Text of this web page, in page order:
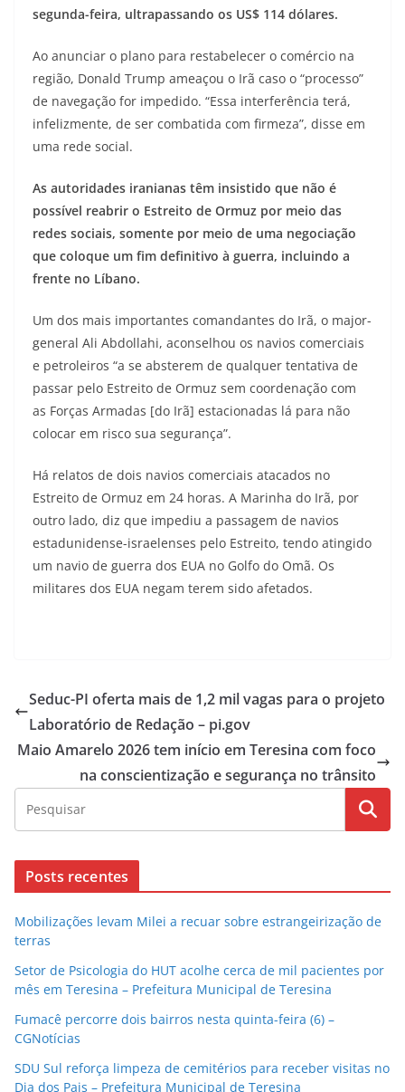
segunda-feira, ultrapassando os US$ 114 dólares.
Ao anunciar o plano para restabelecer o comércio na
região, Donald Trump ameaçou o Irã caso o “processo”
de navegação for impedido. “Essa interferência terá,
infelizmente, de ser combatida com firmeza”, disse em
uma rede social.
As autoridades iranianas têm insistido que não é
possível reabrir o Estreito de Ormuz por meio das
redes sociais, somente por meio de uma negociação
que coloque um fim definitivo à guerra, incluindo a
frente no Líbano.
Um dos mais importantes comandantes do Irã, o major-
general Ali Abdollahi, aconselhou os navios comerciais
e petroleiros “a se absterem de qualquer tentativa de
passar pelo Estreito de Ormuz sem coordenação com
as Forças Armadas [do Irã] estacionadas lá para não
colocar em risco sua segurança”.
Há relatos de dois navios comerciais atacados no
Estreito de Ormuz em 24 horas. A Marinha do Irã, por
outro lado, diz que impediu a passagem de navios
estadunidense-israelenses pelo Estreito, tendo atingido
um navio de guerra dos EUA no Golfo do Omã. Os
militares dos EUA negam terem sido afetados.
Seduc-PI oferta mais de 1,2 mil vagas para o projeto
Laboratório de Redação – pi.gov
Maio Amarelo 2026 tem início em Teresina com foco
na conscientização e segurança no trânsito
Posts recentes
Mobilizações levam Milei a recuar sobre estrangeirização de
terras
Setor de Psicologia do HUT acolhe cerca de mil pacientes por
mês em Teresina – Prefeitura Municipal de Teresina
Fumacê percorre dois bairros nesta quinta-feira (6) –
CGNotícias
SDU Sul reforça limpeza de cemitérios para receber visitas no
Dia dos Pais – Prefeitura Municipal de Teresina